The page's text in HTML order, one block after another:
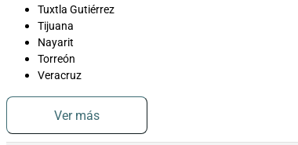
Tuxtla Gutiérrez
Tijuana
Nayarit
Torreón
Veracruz
Ver más